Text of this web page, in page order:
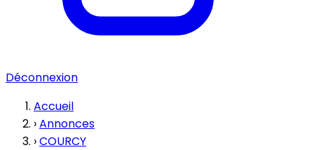
Déconnexion
Accueil
›Annonces
›COURCY